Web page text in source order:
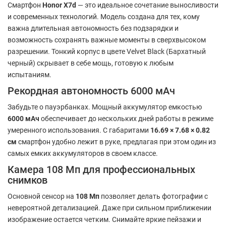
Смартфон Honor X7d — это идеальное сочетание выносливости
и современных технологий. Модель создана для тех, кому
важна длительная автономность без подзарядки и
возможность сохранять важные моменты в сверхвысоком
разрешении. Тонкий корпус в цвете Velvet Black (Бархатный
черный) скрывает в себе мощь, готовую к любым
испытаниям.
Рекордная автономность 6000 мАч
Забудьте о пауэрбанках. Мощный аккумулятор емкостью
6000 мАч обеспечивает до нескольких дней работы в режиме
умеренного использования. С габаритами 16.69 × 7.68 × 0.82
см смартфон удобно лежит в руке, предлагая при этом один из
самых емких аккумуляторов в своем классе.
Камера 108 Мп для профессиональных
снимков
Основной сенсор на 108 Мп позволяет делать фотографии с
невероятной детализацией. Даже при сильном приближении
изображение остается четким. Снимайте яркие пейзажи и